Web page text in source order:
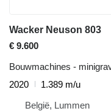
Wacker Neuson 803
€ 9.600
Bouwmachines -
2020
1.389 m/u
België, Lummen